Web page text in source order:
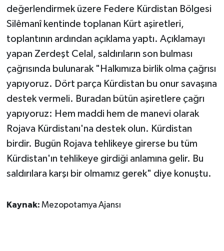
değerlendirmek üzere Federe Kürdistan Bölgesi
Silêmanî kentinde toplanan Kürt aşiretleri,
toplantının ardından açıklama yaptı. Açıklamayı
yapan Zerdeşt Celal, saldırıların son bulması
çağrısında bulunarak "Halkımıza birlik olma çağrısı
yapıyoruz. Dört parça Kürdistan bu onur savaşına
destek vermeli. Buradan bütün aşiretlere çağrı
yapıyoruz: Hem maddi hem de manevi olarak
Rojava Kürdistanı'na destek olun. Kürdistan
birdir. Bugün Rojava tehlikeye girerse bu tüm
Kürdistan'ın tehlikeye girdiği anlamına gelir. Bu
saldırılara karşı bir olmamız gerek" diye konuştu.
Kaynak: Mezopotamya Ajansı